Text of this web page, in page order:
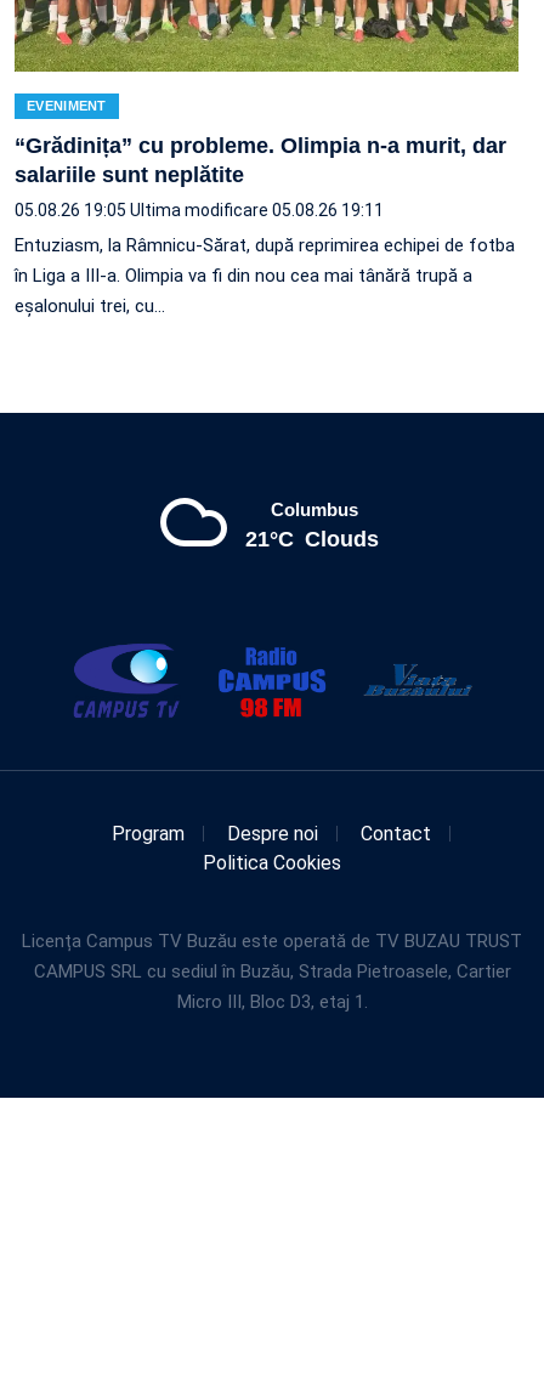
EVENIMENT
“Grădinița” cu probleme. Olimpia n-a murit, dar
salariile sunt neplătite
05.08.26 19:05 Ultima modificare 05.08.26 19:11
Entuziasm, la Râmnicu-Sărat, după reprimirea echipei de fotba
în Liga a III-a. Olimpia va fi din nou cea mai tânără trupă a
eșalonului trei, cu…
Columbus
21°C Clouds
Program Despre noi
Contact
Politica Cookies
Licența Campus TV Buzău este operată de TV BUZAU TRUST
CAMPUS SRL cu sediul în Buzău, Strada Pietroasele, Cartier
Micro III, Bloc D3, etaj 1.